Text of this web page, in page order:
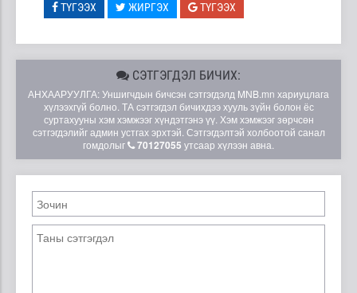
ТҮГЭЭХ ЖИРГЭХ ТҮГЭЭХ
СЭТГЭГДЭЛ БИЧИХ:
АНХААРУУЛГА: Уншигчдын бичсэн сэтгэгдэлд MNB.mn хариуцлага
хүлээхгүй болно. ТА сэтгэгдэл бичихдээ хууль зүйн болон ёс
суртахууны хэм хэмжээг хүндэтгэнэ үү. Хэм хэмжээг зөрчсөн
сэтгэгдэлийг админ устгах эрхтэй. Сэтгэгдэлтэй холбоотой санал
гомдолыг
70127055 утсаар хүлээн авна.